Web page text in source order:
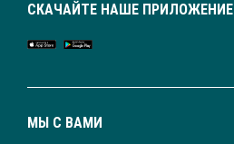
МЫ С ВАМИ
СКАЧАЙТЕ НАШЕ ПРИЛОЖЕНИЕ